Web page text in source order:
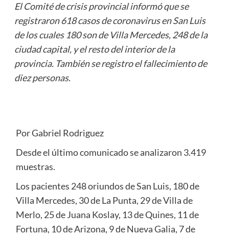
El Comité de crisis provincial informó que se
registraron 618 casos de coronavirus en San Luis
de los cuales 180 son de Villa Mercedes, 248 de la
ciudad capital, y el resto del interior de la
provincia. También se registro el fallecimiento de
diez personas.
Por Gabriel Rodriguez
Desde el último comunicado se analizaron 3.419
muestras.
Los pacientes 248 oriundos de San Luis, 180 de
Villa Mercedes, 30 de La Punta, 29 de Villa de
Merlo, 25 de Juana Koslay, 13 de Quines, 11 de
Fortuna, 10 de Arizona, 9 de Nueva Galia, 7 de